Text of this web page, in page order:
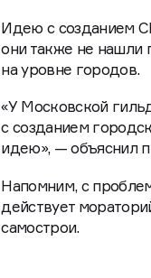
Идею с созданием
они также не нашли
на уровне городов.
«У Московской
с созданием
идею», — объяснил
Напомним, с
действует
самострои.